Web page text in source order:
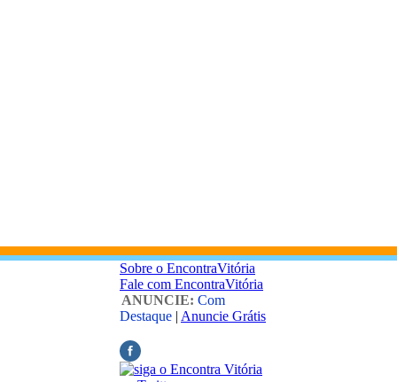
Sobre o EncontraVitória
Fale com EncontraVitória
ANUNCIE: Com
Destaque | Anuncie Grátis